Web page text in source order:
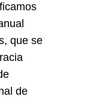
que se
de